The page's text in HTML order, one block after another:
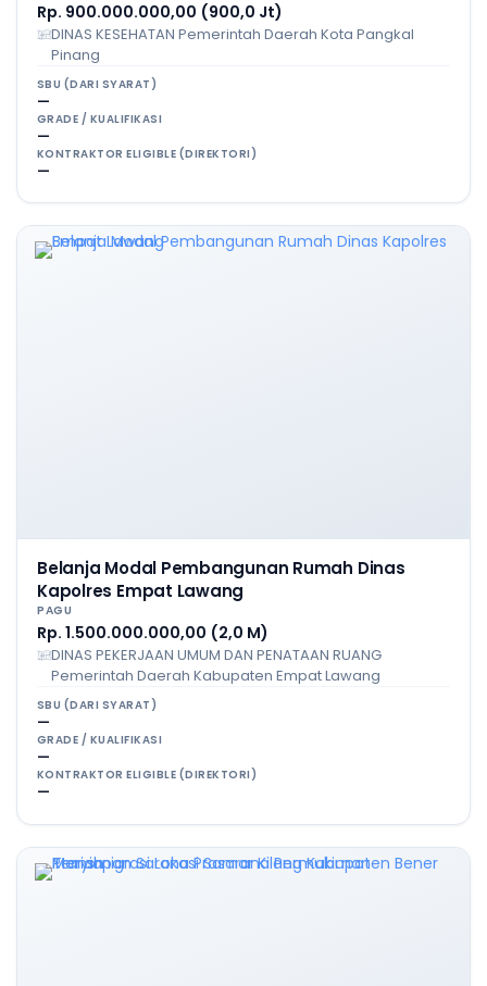
Rp. 900.000.000,00 (900,0 Jt)
DINAS KESEHATAN Pemerintah Daerah Kota Pangkal
Pinang
SBU (DARI SYARAT)
—
GRADE / KUALIFIKASI
—
KONTRAKTOR ELIGIBLE (DIREKTORI)
—
Belanja Modal Pembangunan Rumah Dinas
Kapolres Empat Lawang
PAGU
Rp. 1.500.000.000,00 (2,0 M)
DINAS PEKERJAAN UMUM DAN PENATAAN RUANG
Pemerintah Daerah Kabupaten Empat Lawang
SBU (DARI SYARAT)
—
GRADE / KUALIFIKASI
—
KONTRAKTOR ELIGIBLE (DIREKTORI)
—